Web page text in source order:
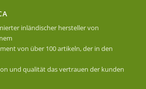
inländischer hersteller von
von über 100 artikeln, der in den
und qualität das vertrauen der kunden